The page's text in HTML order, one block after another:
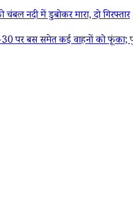
नदी में डुबोकर मारा, दो गिरफ्तार
पर बस समेत कई वाहनों को फूंका;